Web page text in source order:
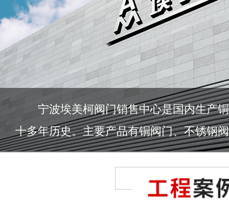
宁波埃美柯阀门销售中心是国内生产铜
十多年历史。主要产品有铜阀门、不锈钢